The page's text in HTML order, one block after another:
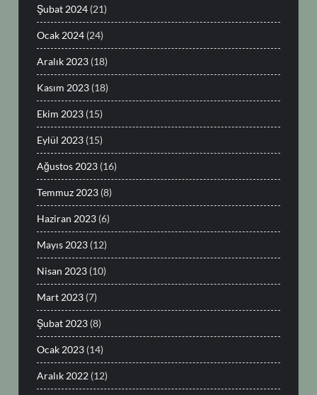
Şubat 2024 (21)
Ocak 2024 (24)
Aralık 2023 (18)
Kasım 2023 (18)
Ekim 2023 (15)
Eylül 2023 (15)
Ağustos 2023 (16)
Temmuz 2023 (8)
Haziran 2023 (6)
Mayıs 2023 (12)
Nisan 2023 (10)
Mart 2023 (7)
Şubat 2023 (8)
Ocak 2023 (14)
Aralık 2022 (12)